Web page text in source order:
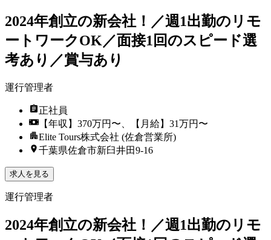
2024年創立の新会社！／週1出勤のリモ
ートワークOK／面接1回のスピード選
考あり／賞与あり
運行管理者
正社員
【年収】370万円〜、【月給】31万円〜
Elite Tours株式会社 (佐倉営業所)
千葉県佐倉市新臼井田9-16
求人を見る
運行管理者
2024年創立の新会社！／週1出勤のリモ